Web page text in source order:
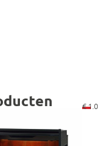
€